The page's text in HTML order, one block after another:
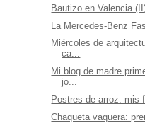
Bautizo en Valencia
La Mercedes-Benz
Miércoles de
ca...
Mi blog de madre
jo...
Postres de arroz: mis
Chaqueta vaquera: